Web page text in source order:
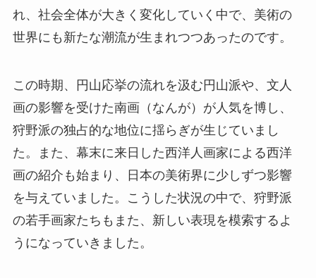
れ、社会全体が大きく変化していく中で、美術の
世界にも新たな潮流が生まれつつあったのです。
この時期、円山応挙の流れを汲む円山派や、文人
画の影響を受けた南画（なんが）が人気を博し、
狩野派の独占的な地位に揺らぎが生じていまし
た。また、幕末に来日した西洋人画家による西洋
画の紹介も始まり、日本の美術界に少しずつ影響
を与えていました。こうした状況の中で、狩野派
の若手画家たちもまた、新しい表現を模索するよ
うになっていきました。